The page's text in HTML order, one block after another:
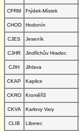
CFRM
Frýdek-Místek
CHOD
Hodonín
CJES
Jeseník
CJHR
Jindřichův Hradec
CJIH
Jihlava
CKAP
Kaplice
CKRO
Kroměříž
CKVA
Karlovy Vary
CLIB
Liberec